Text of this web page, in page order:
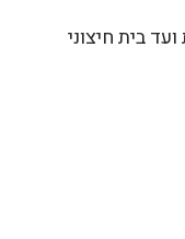
בית חיצוני